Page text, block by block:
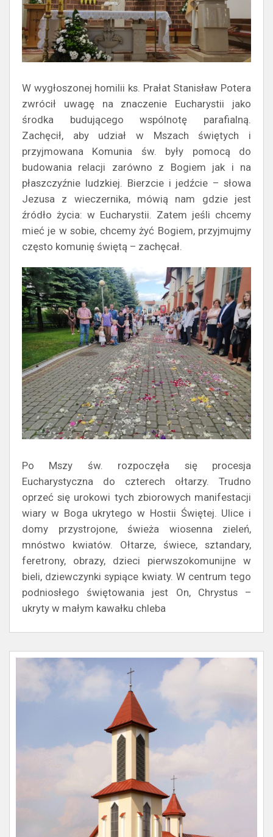
W wygłoszonej homilii ks. Prałat Stanisław Potera
zwrócił uwagę na znaczenie Eucharystii jako
środka budującego wspólnotę parafialną.
Zachęcił, aby udział w Mszach świętych i
przyjmowana Komunia św. były pomocą do
budowania relacji zarówno z Bogiem jak i na
płaszczyźnie ludzkiej. Bierzcie i jedźcie – słowa
Jezusa z wieczernika, mówią nam gdzie jest
źródło życia: w Eucharystii. Zatem jeśli chcemy
mieć je w sobie, chcemy żyć Bogiem, przyjmujmy
często komunię świętą – zachęcał.
Po Mszy św. rozpoczęła się procesja
Eucharystyczna do czterech ołtarzy. Trudno
oprzeć się urokowi tych zbiorowych manifestacji
wiary w Boga ukrytego w Hostii Świętej. Ulice i
domy przystrojone, świeża wiosenna zieleń,
mnóstwo kwiatów. Ołtarze, świece, sztandary,
feretrony, obrazy, dzieci pierwszokomunijne w
bieli, dziewczynki sypiące kwiaty. W centrum tego
podniosłego świętowania jest On, Chrystus –
ukryty w małym kawałku chleba